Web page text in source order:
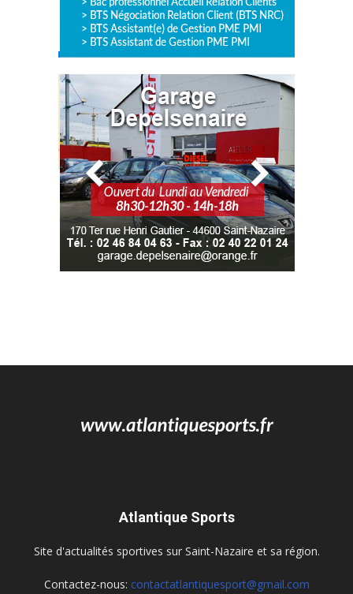
Atlantique Sports
Site d'actualités sportives sur Saint-Nazaire et sa région.
Contactez-nous: contactatlantiquesport@gmail.com